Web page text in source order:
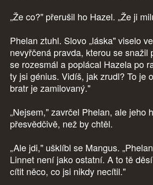
„Že co?" přerušil ho Hazel. „Že ji
Phelan ztuhl. Slovo „láska" viselo
nevyřčená pravda, kterou se snažil
se rozesmál a poplácal Hazela po
ty jsi génius. Vidíš, jak zrudl? To je
bratr je zamilovaný."
„Nejsem," zavrčel Phelan, ale jeho
přesvědčivě, než by chtěl.
„Ale jdi," ušklíbl se Mangus.
Linnet není jako ostatní. A to tě
cítit něco, co jsi nikdy necítil."